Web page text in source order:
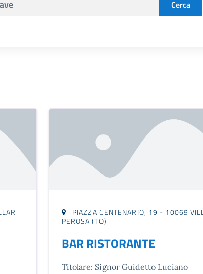
Cerca
PIAZZA CENTENARIO, 19 - 10069
PEROSA (TO)
BAR RISTORANTE
Titolare: Signor Guidetto Luciano